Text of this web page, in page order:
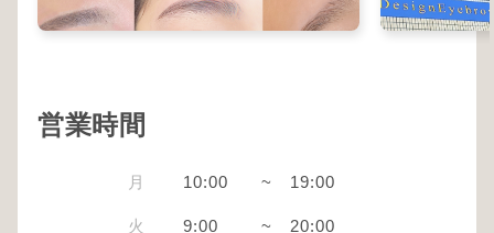
営業時間
月 10:00 ~ 19:00
火 9:00 ~ 20:00